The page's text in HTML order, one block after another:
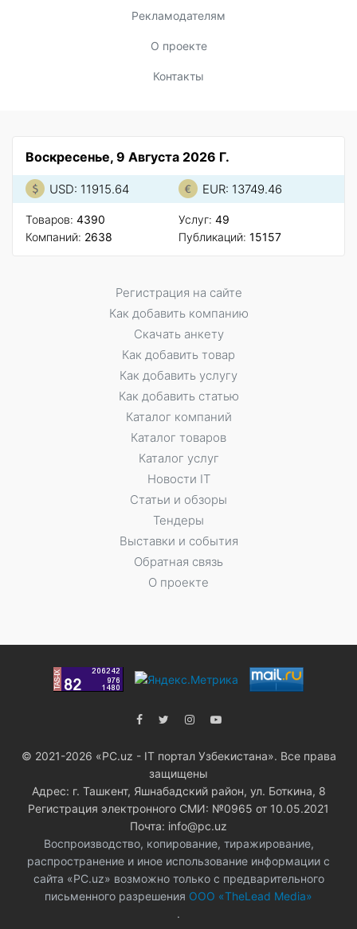
Рекламодателям
О проекте
Контакты
Воскресенье, 9 Августа 2026 Г.
USD: 11915.64 EUR: 13749.46
Товаров: 4390
Компаний: 2638
Услуг: 49
Публикаций: 15157
Регистрация на сайте
Как добавить компанию
Скачать анкету
Как добавить товар
Как добавить услугу
Как добавить статью
Каталог компаний
Каталог товаров
Каталог услуг
Новости IT
Статьи и обзоры
Тендеры
Выставки и события
Обратная связь
О проекте
© 2021-2026 «PC.uz - IT портал Узбекистана». Все права
защищены
Адрес: г. Ташкент, Яшнабадский район, ул. Боткина, 8
Регистрация электронного СМИ: №0965 от 10.05.2021
Почта: info@pc.uz
Воспроизводство, копирование, тиражирование,
распространение и иное использование информации с
сайта «PC.uz» возможно только с предварительного
письменного разрешения ООО «TheLead Media»
.